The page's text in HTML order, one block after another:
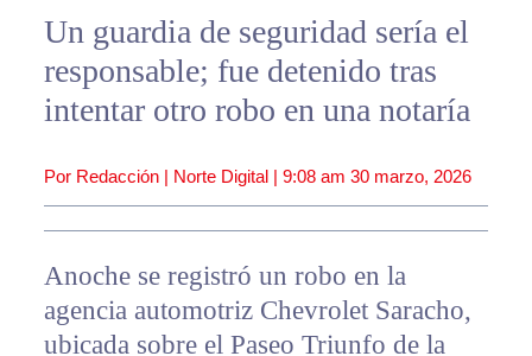
Un guardia de seguridad sería el
responsable; fue detenido tras
intentar otro robo en una notaría
Por Redacción | Norte Digital | 9:08 am 30 marzo, 2026
Anoche se registró un robo en la
agencia automotriz Chevrolet Saracho,
ubicada sobre el Paseo Triunfo de la